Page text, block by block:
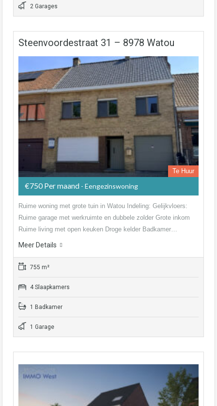
2 Garages
Steenvoordestraat 31 – 8978 Watou
Te Huur
€750 Per maand - Eengezinswoning
Ruime woning met grote tuin in Watou Indeling: Gelijkvloers:
Ruime garage met werkruimte en dubbele zolder Grote inkom
Ruime living met open keuken Droge kelder Badkamer…
Meer Details
755 m²
4 Slaapkamers
1 Badkamer
1 Garage